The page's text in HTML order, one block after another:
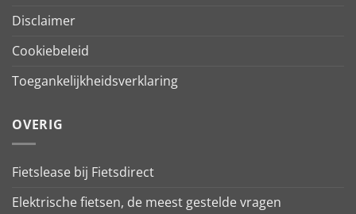
Disclaimer
Cookiebeleid
Toegankelijkheidsverklaring
OVERIG
Fietslease bij Fietsdirect
Elektrische fietsen, de meest gestelde vragen